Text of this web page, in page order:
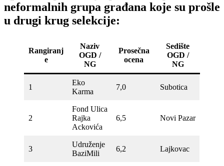
neformalnih grupa građana koje su prošle
u drugi krug selekcije:
Rangiranj
e
Naziv
OGD /
NG
Prosečna
ocena
Sedište
OGD /
NG
1
Eko
Karma
7,0 Subotica
2
Fond Ulica
Rajka
Ackovića
6,5 Novi Pazar
3
Udruženje
BaziMili
6,2 Lajkovac